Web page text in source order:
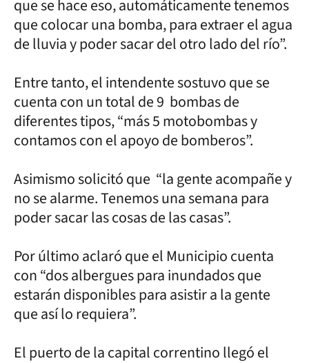
que se hace eso, automáticamente tenemos
que colocar una bomba, para extraer el agua
de lluvia y poder sacar del otro lado del río”.
Entre tanto, el intendente sostuvo que se
cuenta con un total de 9 bombas de
diferentes tipos, “más 5 motobombas y
contamos con el apoyo de bomberos”.
Asimismo solicitó que “la gente acompañe y
no se alarme. Tenemos una semana para
poder sacar las cosas de las casas”.
Por último aclaró que el Municipio cuenta
con “dos albergues para inundados que
estarán disponibles para asistir a la gente
que así lo requiera”.
El puerto de la capital correntino llegó el